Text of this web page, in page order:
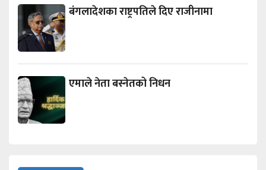
बंगलादेशका राष्ट्रपतिले दिए राजीनामा
एमाले नेता बस्नेतको निधन